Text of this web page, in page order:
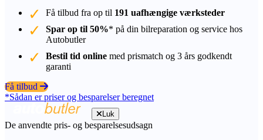
Få tilbud fra op til 191 uafhængige værksteder
Spar op til 50%* på din bilreparation og service hos
Autobutler
Bestil tid online med prismatch og 3 års godkendt
garanti
Få tilbud
*Sådan er priser og besparelser beregnet
Luk
De anvendte pris- og besparelsesudsagn